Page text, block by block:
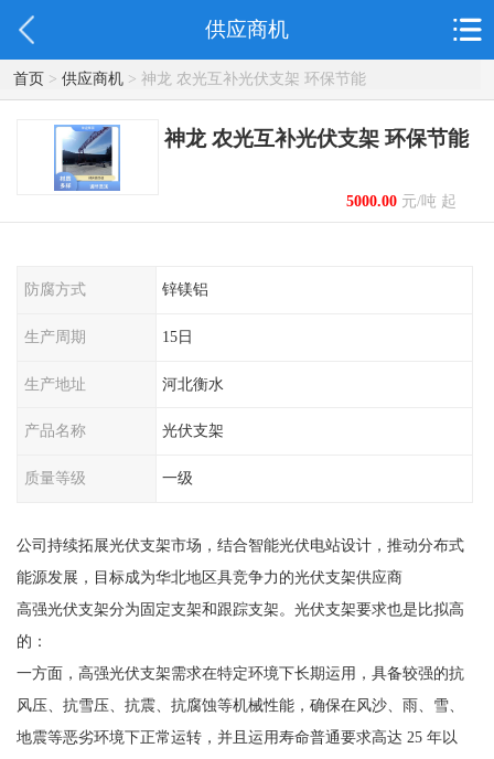
供应商机
首页> 供应商机> 神龙 农光互补光伏支架 环保节能
神龙 农光互补光伏支架 环保节能
5000.00元/吨 起
防腐方式 锌镁铝
生产周期 15日
生产地址 河北衡水
产品名称 光伏支架
质量等级 一级
公司持续拓展光伏支架市场，结合智能光伏电站设计，推动分布式
能源发展，目标成为华北地区具竞争力的光伏支架供应商
高强光伏支架分为固定支架和跟踪支架。光伏支架要求也是比拟高
的：
一方面，高强光伏支架需求在特定环境下长期运用，具备较强的抗
风压、抗雪压、抗震、抗腐蚀等机械性能，确保在风沙、雨、雪、
地震等恶劣环境下正常运转，并且运用寿命普通要求高达 25 年以